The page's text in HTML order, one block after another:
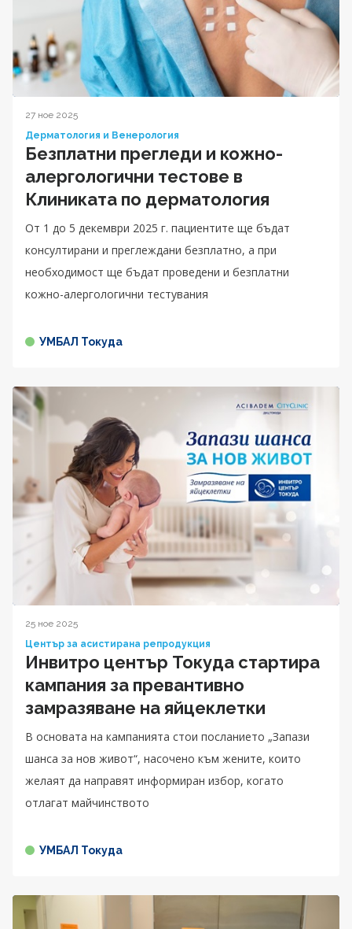
27 ное 2025
Дерматология и Венерология
Безплатни прегледи и кожно-
алергологични тестове в
Клиниката по дерматология
От 1 до 5 декември 2025 г. пациентите ще бъдат
консултирани и преглеждани безплатно, а при
необходимост ще бъдат проведени и безплатни
кожно-алергологични тестувания
УМБАЛ Токуда
25 ное 2025
Център за асистирана репродукция
Инвитро център Токуда стартира
кампания за превантивно
замразяване на яйцеклетки
В основата на кампанията стои посланието „Запази
шанса за нов живот“, насочено към жените, които
желаят да направят информиран избор, когато
отлагат майчинството
УМБАЛ Токуда